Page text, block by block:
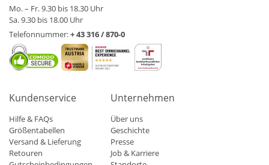
Mo. – Fr. 9.30 bis 18.30 Uhr
Sa. 9.30 bis 18.00 Uhr
Telefonnummer:+ 43 316 / 870-0
Kundenservice
Hilfe & FAQs
Größentabellen
Versand & Lieferung
Retouren
Unternehmen
Über uns
Geschichte
Presse
Job & Karriere